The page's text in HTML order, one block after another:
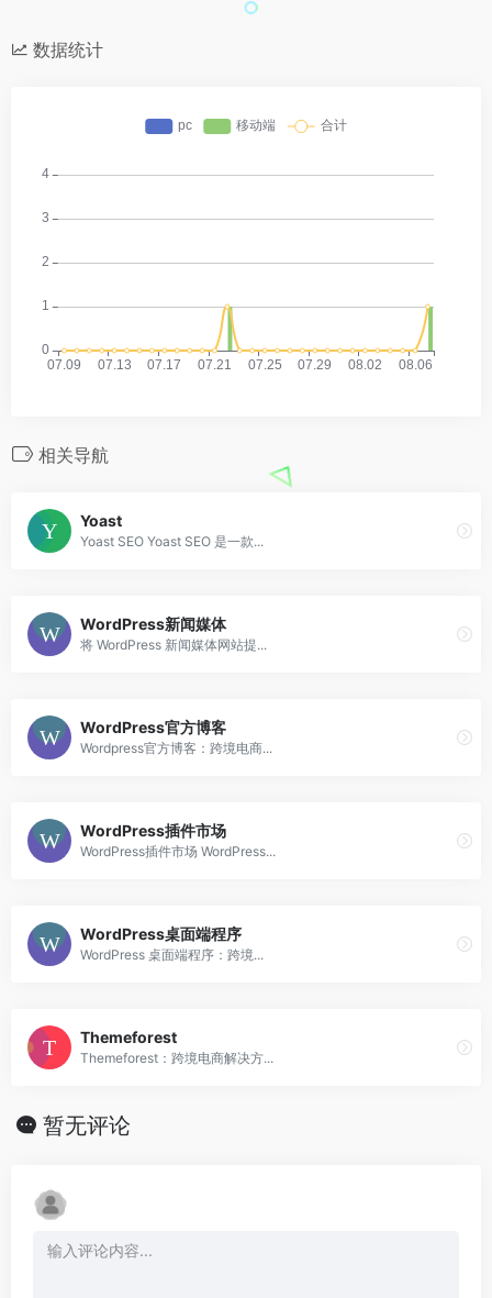
数据统计
相关导航
Yoast
Yoast SEO Yoast SEO 是一款...
WordPress新闻媒体
将 WordPress 新闻媒体网站提...
WordPress官方博客
Wordpress官方博客：跨境电商...
WordPress插件市场
WordPress插件市场 WordPress...
WordPress桌面端程序
WordPress 桌面端程序：跨境...
Themeforest
Themeforest：跨境电商解决方...
暂无评论